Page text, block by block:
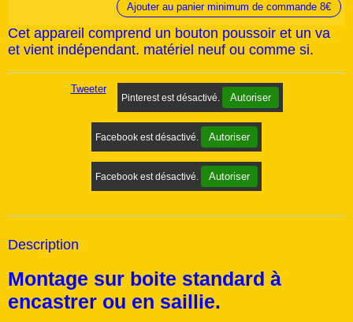
Ajouter au panier minimum de commande 8€
Cet appareil comprend un bouton poussoir et un va
et vient indépendant. matériel neuf ou comme si.
Tweeter
Pinterest est désactivé. Autoriser
Facebook est désactivé. Autoriser
Facebook est désactivé. Autoriser
Description
Montage sur boite standard à
encastrer ou en saillie.